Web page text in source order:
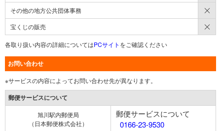
その他の地方公共団体事務
宝くじの販売
各取り扱い内容の詳細についてはPCサイト をご確認ください
お問い合わせ
※サービスの内容によってお問い合わせ先が異なります。
郵便サービスについて
旭川駅内郵便局
（日本郵便株式会社）
郵便サービスについて
0166-23-9530